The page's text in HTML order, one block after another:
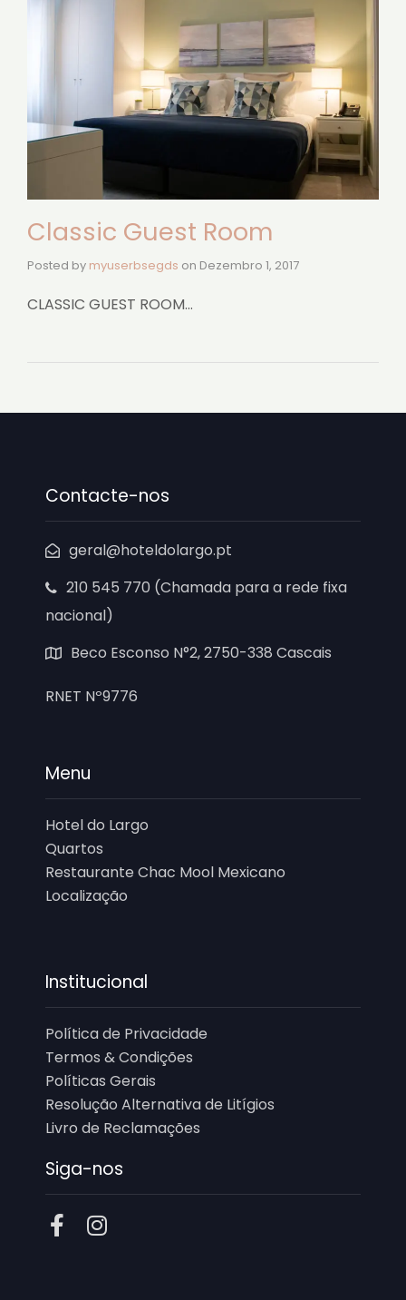
Classic Guest Room
Posted by myuserbsegds on Dezembro 1, 2017
CLASSIC GUEST ROOM…
Contacte-nos
geral@hoteldolargo.pt
210 545 770 (Chamada para a rede fixa
nacional)
Beco Esconso N°2, 2750-338 Cascais
RNET Nº9776
Menu
Hotel do Largo
Quartos
Restaurante Chac Mool Mexicano
Localização
Institucional
Política de Privacidade
Termos & Condições
Políticas Gerais
Resolução Alternativa de Litígios
Livro de Reclamações
Siga-nos